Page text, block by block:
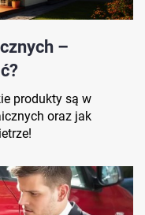
–
produkty są w
oraz jak